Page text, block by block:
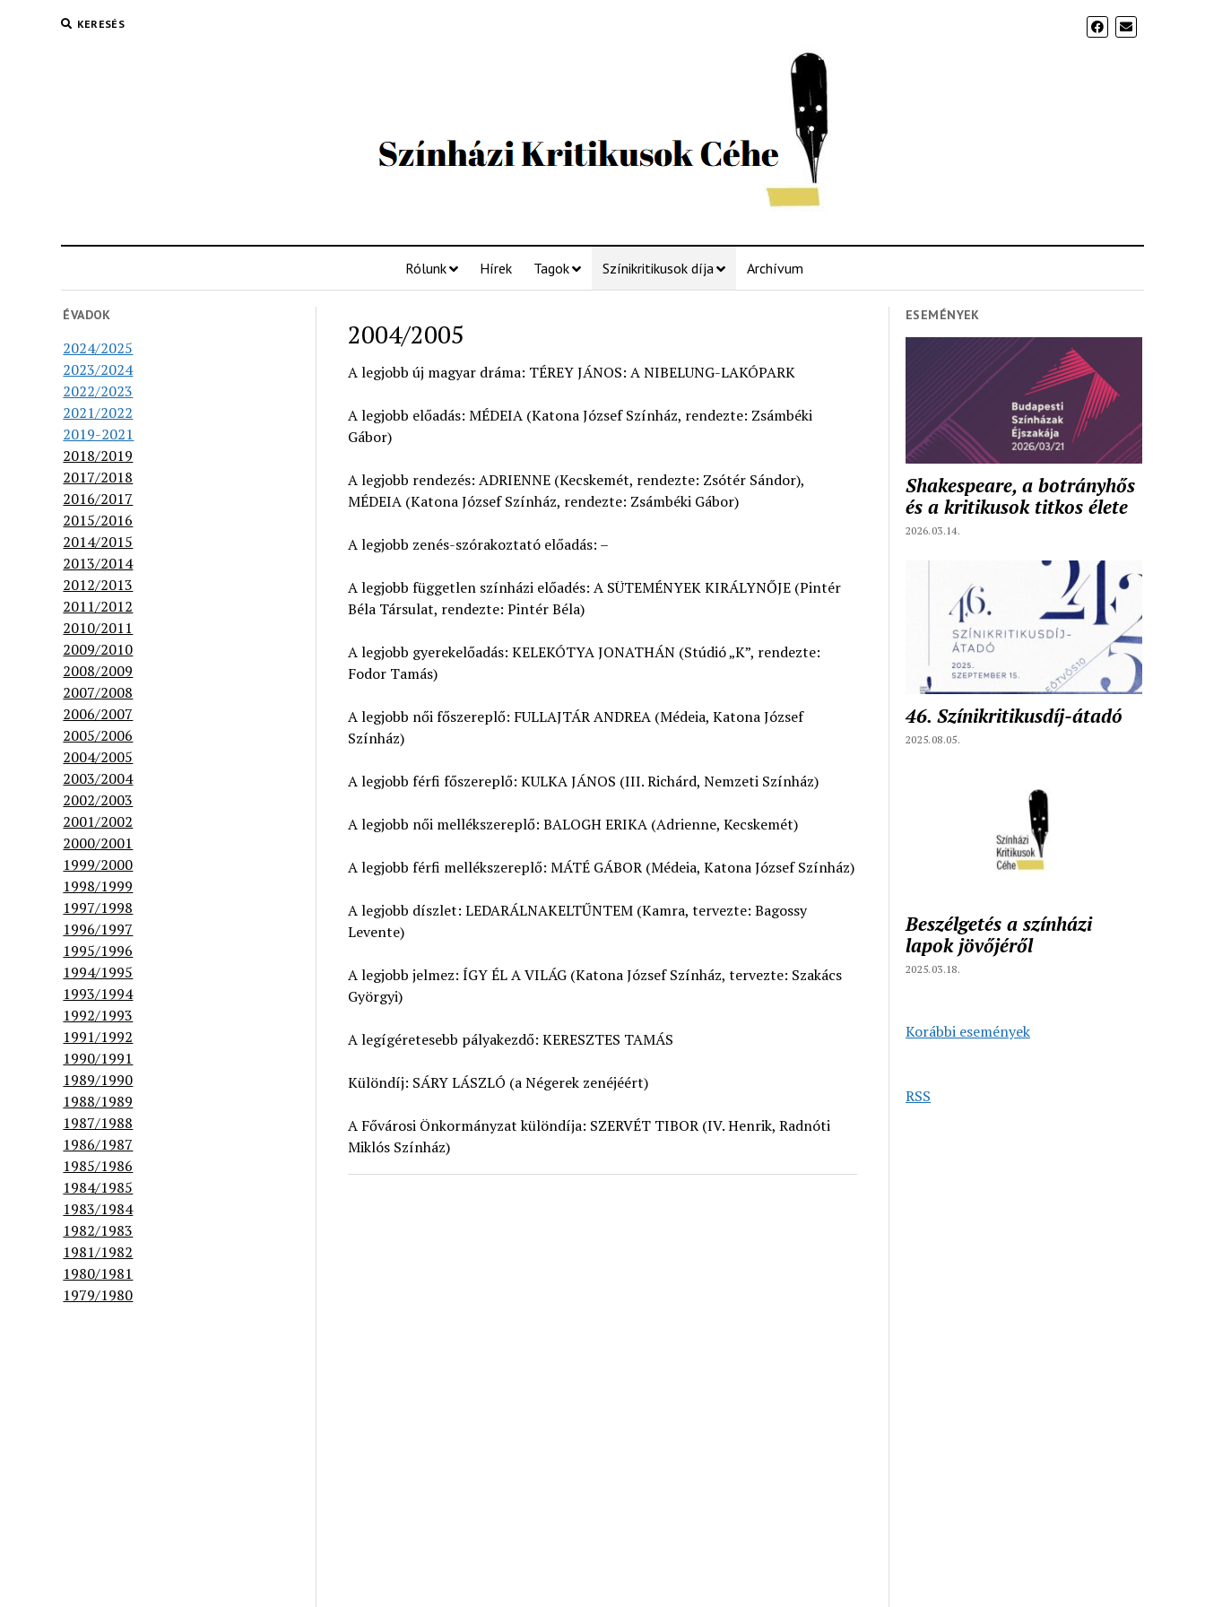
KERESÉS
Rólunk Hírek Tagok Színikritikusok díja Archívum
ÉVADOK
2024/2025
2023/2024
2022/2023
2021/2022
2019-2021
2018/2019
2017/2018
2016/2017
2015/2016
2014/2015
2013/2014
2012/2013
2011/2012
2010/2011
2009/2010
2008/2009
2007/2008
2006/2007
2005/2006
2004/2005
2003/2004
2002/2003
2001/2002
2000/2001
1999/2000
1998/1999
1997/1998
1996/1997
1995/1996
1994/1995
1993/1994
1992/1993
1991/1992
1990/1991
1989/1990
1988/1989
1987/1988
1986/1987
1985/1986
1984/1985
1983/1984
1982/1983
1981/1982
1980/1981
1979/1980
2004/2005
A legjobb új magyar dráma: TÉREY JÁNOS: A NIBELUNG-LAKÓPARK
A legjobb előadás: MÉDEIA (Katona József Színház, rendezte: Zsámbéki
Gábor)
A legjobb rendezés: ADRIENNE (Kecskemét, rendezte: Zsótér Sándor),
MÉDEIA (Katona József Színház, rendezte: Zsámbéki Gábor)
A legjobb zenés-szórakoztató előadás: –
A legjobb független színházi előadés: A SÜTEMÉNYEK KIRÁLYNŐJE (Pintér
Béla Társulat, rendezte: Pintér Béla)
A legjobb gyerekelőadás: KELEKÓTYA JONATHÁN (Stúdió „K”, rendezte:
Fodor Tamás)
A legjobb női főszereplő: FULLAJTÁR ANDREA (Médeia, Katona József
Színház)
A legjobb férfi főszereplő: KULKA JÁNOS (III. Richárd, Nemzeti Színház)
A legjobb női mellékszereplő: BALOGH ERIKA (Adrienne, Kecskemét)
A legjobb férfi mellékszereplő: MÁTÉ GÁBOR (Médeia, Katona József Színház)
A legjobb díszlet: LEDARÁLNAKELTŰNTEM (Kamra, tervezte: Bagossy
Levente)
A legjobb jelmez: ÍGY ÉL A VILÁG (Katona József Színház, tervezte: Szakács
Györgyi)
A legígéretesebb pályakezdő: KERESZTES TAMÁS
Különdíj: SÁRY LÁSZLÓ (a Négerek zenéjéért)
A Fővárosi Önkormányzat különdíja: SZERVÉT TIBOR (IV. Henrik, Radnóti
Miklós Színház)
ESEMÉNYEK
Shakespeare, a botrányhős
és a kritikusok titkos élete
2026.03.14.
46. Színikritikusdíj-átadó
2025.08.05.
Beszélgetés a színházi
lapok jövőjéről
2025.03.18.
Korábbi események
RSS